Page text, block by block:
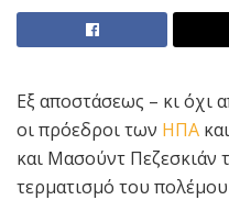
Εξ αποστάσεως – κι όχι
οι πρόεδροι των ΗΠΑ
και Μασούντ Πεζεσκιάν
τερματισμό του